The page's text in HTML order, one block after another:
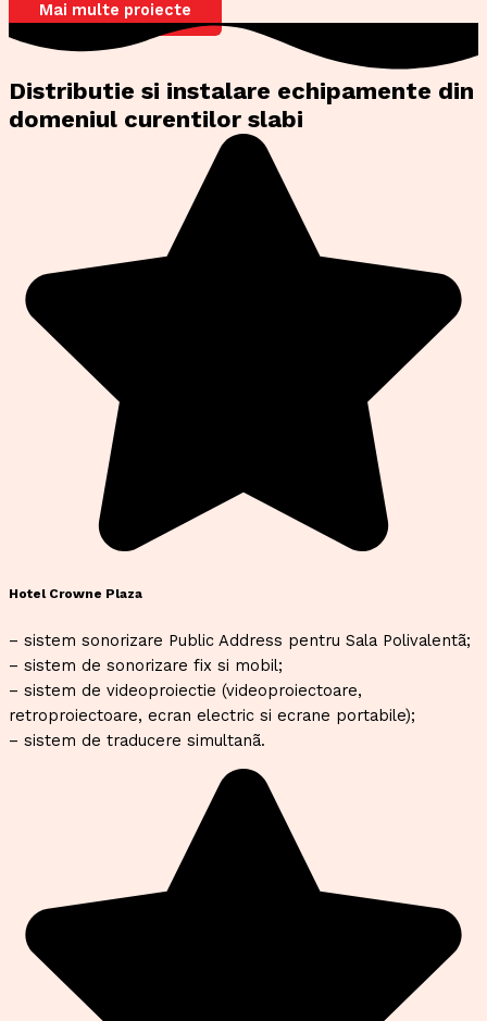
Mai multe proiecte
Distributie si instalare echipamente din
domeniul curentilor slabi
Hotel Crowne Plaza
– sistem sonorizare Public Address pentru Sala Polivalentã;
– sistem de sonorizare fix si mobil;
– sistem de videoproiectie (videoproiectoare,
retroproiectoare, ecran electric si ecrane portabile);
– sistem de traducere simultanã.